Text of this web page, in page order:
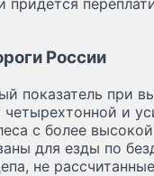
России
показатель при
и
с более высокой
для езды по
не